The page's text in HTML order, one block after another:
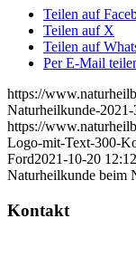
Teilen auf
Teilen auf X
Teilen auf
Per E-Mail
https://
Naturheilkunde-2021-
https://
Logo-mit-Text-300-
Ford2021-10-20
Naturheilkunde beim
Kontakt